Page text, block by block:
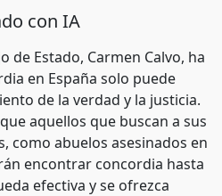
con IA
de Estado, Carmen Calvo, ha
en España solo puede
de la verdad y la justicia.
aquellos que buscan a sus
como abuelos asesinados en
encontrar concordia hasta
efectiva y se ofrezca